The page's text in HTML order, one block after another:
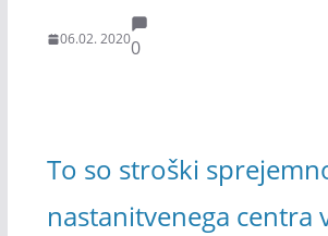
06.02. 20200
To so stroški
nastanitvenega centra